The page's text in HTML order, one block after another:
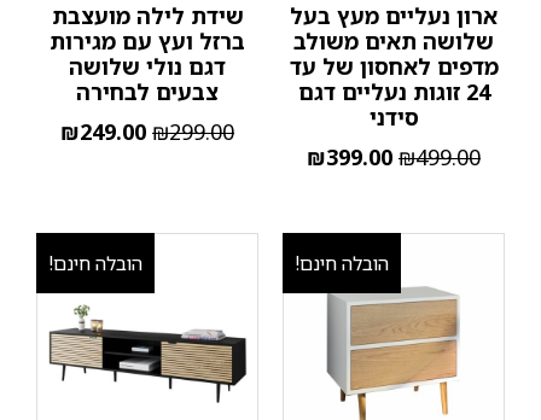
ארון נעליים מעץ בעל
שלושה תאים משולב
מדפים לאחסון של עד
24 זוגות נעליים דגם
סידני
₪499.00
₪399.00
שידת לילה מועצבת
ברזל ועץ עם מגירות
דגם נולי שלושה
צבעים לבחירה
₪299.00
₪249.00
הובלה חינם! הובלה חינם!